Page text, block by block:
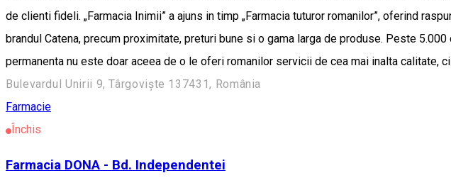
de clienti fideli. „Farmacia Inimii” a ajuns in timp „Farmacia tuturor romanilor”, oferind
brandul Catena, precum proximitate, preturi bune si o gama larga de produse. Peste
permanenta nu este doar aceea de o le oferi romanilor servicii de cea mai inalta
Bulevardul Unirii 9, Târgoviște 137431, România
Farmacie
Închis
Farmacia DONA - Bd. Independentei